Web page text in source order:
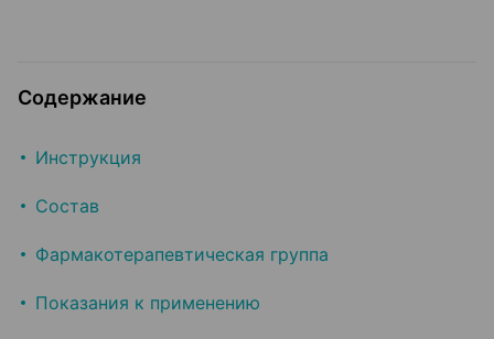
Содержание
Инструкция
Состав
Фармакотерапевтическая группа
Показания к применению